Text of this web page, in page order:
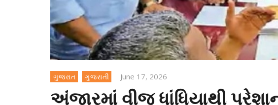
ગુજરાત ગુજરાતી June 17, 2026
અંજારમાં વીજ ધાંધિયાથી